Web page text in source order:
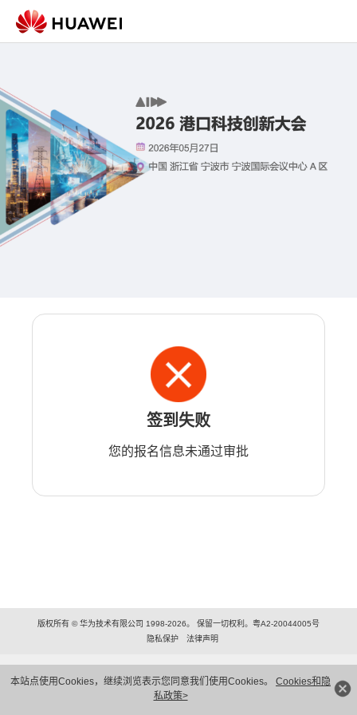
本站点使用Cookies，继续浏览表示您同意我们使用Cookies。 Cookies和隐
私政策>
签到失败
您的报名信息未通过审批
版权所有 © 华为技术有限公司 1998-2026。 保留一切权利。粤A2-20044005号
隐私保护
法律声明